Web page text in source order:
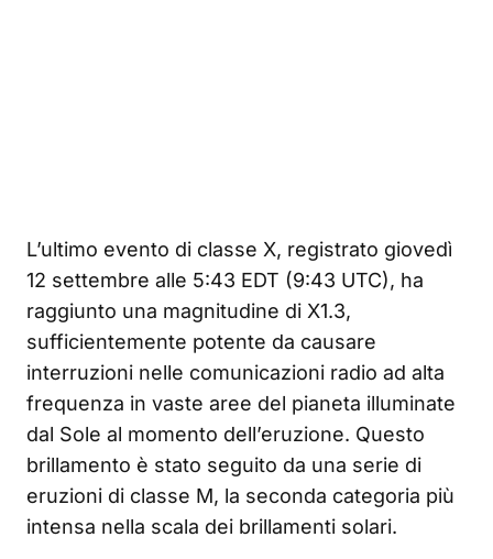
L’ultimo evento di classe X, registrato giovedì
12 settembre alle 5:43 EDT (9:43 UTC), ha
raggiunto una magnitudine di X1.3,
sufficientemente potente da causare
interruzioni nelle comunicazioni radio ad alta
frequenza in vaste aree del pianeta illuminate
dal Sole al momento dell’eruzione. Questo
brillamento è stato seguito da una serie di
eruzioni di classe M, la seconda categoria più
intensa nella scala dei brillamenti solari.